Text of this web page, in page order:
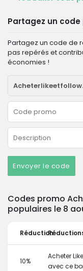
Partagez un
Partagez un code de
pas repérés et
économies !
Envoyer le code
Codes promo
populaires le 8
Réduction
10%
Acheter
avec ce